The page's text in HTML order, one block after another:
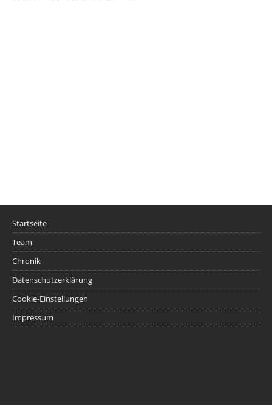
Startseite
Team
Chronik
Datenschutzerklärung
Cookie-Einstellungen
Impressum